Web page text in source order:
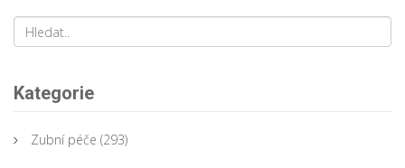
Kategorie
Zubní péče (293)